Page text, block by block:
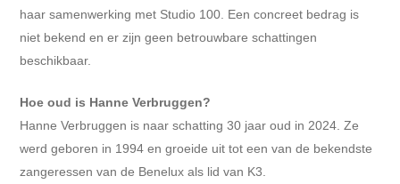
haar samenwerking met Studio 100. Een concreet bedrag is
niet bekend en er zijn geen betrouwbare schattingen
beschikbaar.
Hoe oud is Hanne Verbruggen?
Hanne Verbruggen is naar schatting 30 jaar oud in 2024. Ze
werd geboren in 1994 en groeide uit tot een van de bekendste
zangeressen van de Benelux als lid van K3.